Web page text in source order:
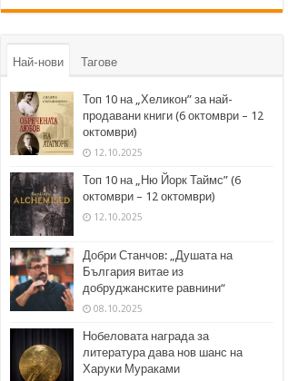
Най-нови Тагове
Топ 10 на „Хеликон” за най-
продавани книги (6 октомври – 12
октомври)
12.10.2025
Топ 10 на „Ню Йорк Таймс” (6
октомври – 12 октомври)
12.10.2025
Добри Станчов: „Душата на
България витае из
добруджанските равнини“
08.10.2025
Нобеловата награда за
литература дава нов шанс на
Харуки Мураками